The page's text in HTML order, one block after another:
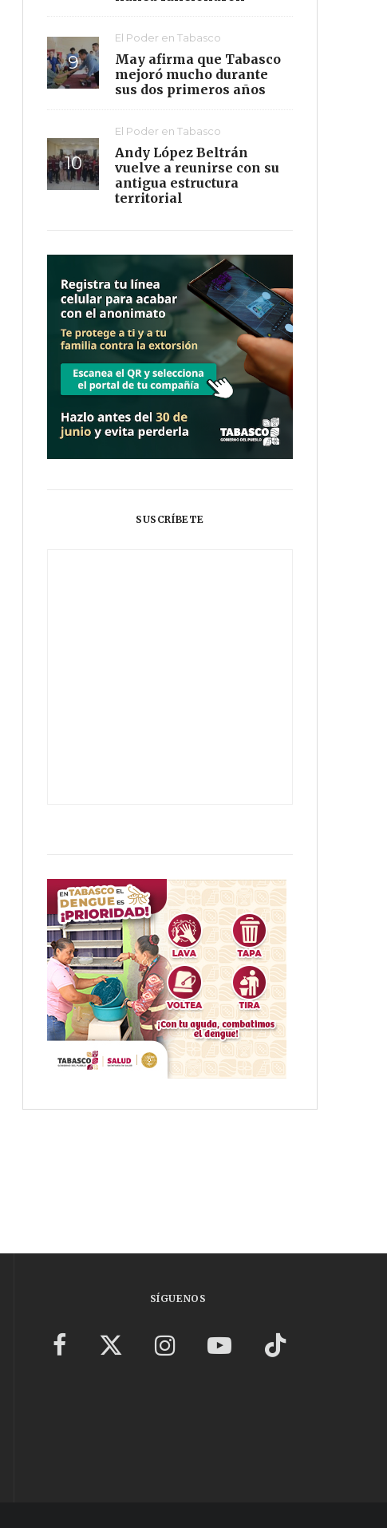
El Poder en Tabasco
May afirma que Tabasco
mejoró mucho durante
sus dos primeros años
El Poder en Tabasco
Andy López Beltrán
vuelve a reunirse con su
antigua estructura
territorial
SUSCRÍBETE
SÍGUENOS